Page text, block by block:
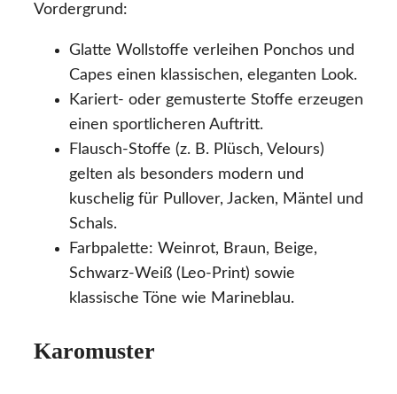
Vordergrund:
Glatte Wollstoffe verleihen Ponchos und
Capes einen klassischen, eleganten Look.
Kariert- oder gemusterte Stoffe erzeugen
einen sportlicheren Auftritt.
Flausch-Stoffe (z. B. Plüsch, Velours)
gelten als besonders modern und
kuschelig für Pullover, Jacken, Mäntel und
Schals.
Farbpalette: Weinrot, Braun, Beige,
Schwarz-Weiß (Leo-Print) sowie
klassische Töne wie Marineblau.
Karomuster